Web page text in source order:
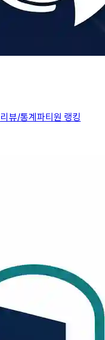
리뷰/통계파티원 랭킹